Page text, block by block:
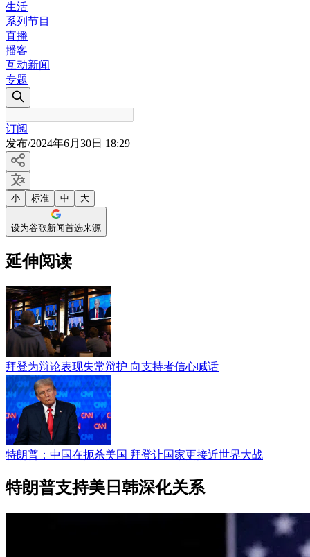
生活
系列节目
直播
播客
互动新闻
专题
订阅
发布/2024年6月30日 18:29
小 标准 中 大
设为谷歌新闻首选来源
延伸阅读
拜登为辩论表现失常辩护 向支持者信心喊话
特朗普：中国在扼杀美国 拜登让国家更接近世界大战
特朗普支持美日韩深化关系